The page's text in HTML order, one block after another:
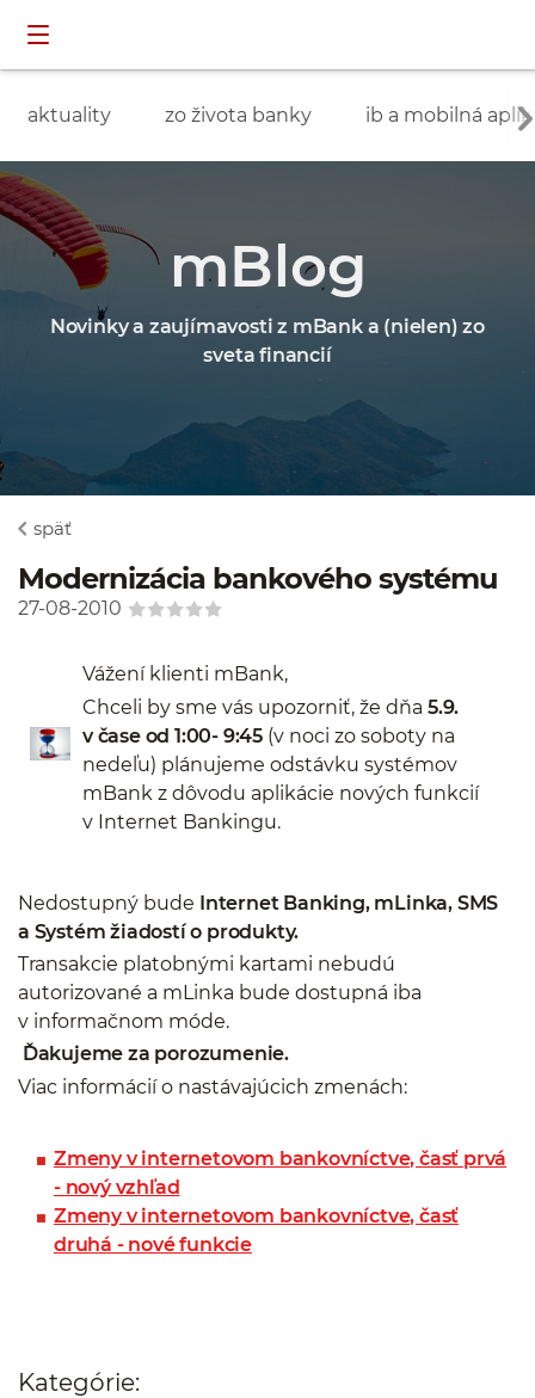
aktuality zo života banky ib a mobilná
mBlog
Novinky a zaujímavosti z mBank a (nielen) zo
sveta financií
späť
Modernizácia bankového systému
27-08-2010
Vážení klienti mBank,
Chceli by sme vás upozorniť, že dňa 5.9.
v čase od 1:00- 9:45 (v noci zo soboty na
nedeľu) plánujeme odstávku systémov
mBank z dôvodu aplikácie nových funkcií
v Internet Bankingu.
Nedostupný bude Internet Banking, mLinka, SMS
a Systém žiadostí o produkty.
Transakcie platobnými kartami nebudú
autorizované a mLinka bude dostupná iba
v informačnom móde.
Ďakujeme za porozumenie.
Viac informácií o nastávajúcich zmenách:
Zmeny v internetovom bankovníctve, časť prvá
- nový vzhľad
Zmeny v internetovom bankovníctve, časť
druhá - nové funkcie
Kategórie: